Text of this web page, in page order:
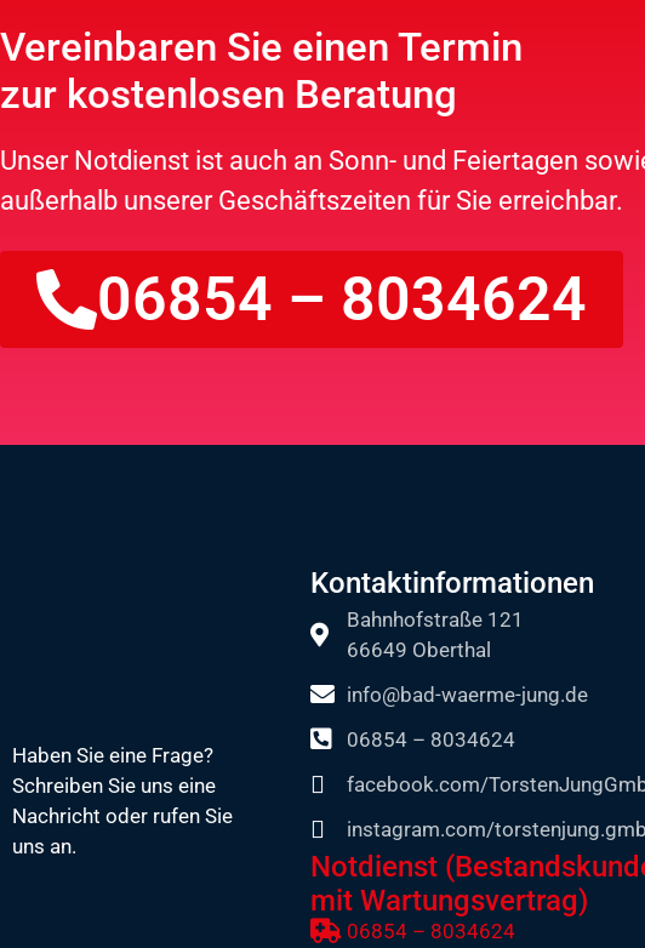
Vereinbaren Sie einen Termin
zur kostenlosen Beratung
Unser Notdienst ist auch an Sonn- und Feiertagen
außerhalb unserer Geschäftszeiten für Sie erreichbar.
06854 – 8034624
Haben Sie eine Frage?
Schreiben Sie uns eine
Nachricht oder rufen Sie
uns an.
Kontaktinformationen
Bahnhofstraße 121
66649 Oberthal
info@bad-waerme-jung.de
06854 – 8034624
facebook.com/
instagram.com/
Notdienst
mit Wartungsvertrag)
06854 – 8034624